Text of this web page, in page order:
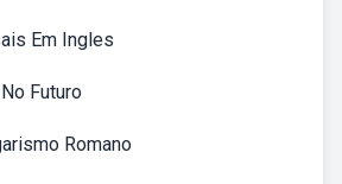
Em Ingles
Futuro
Romano